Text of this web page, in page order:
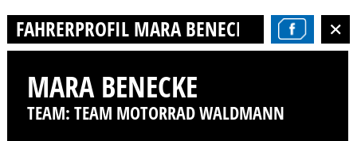
FAHRERPROFIL MARA BENECKE
MARA BENECKE
TEAM: TEAM MOTORRAD WALDMANN